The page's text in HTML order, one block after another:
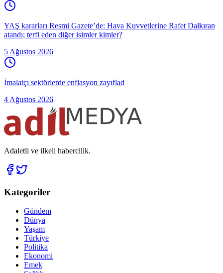
YAŞ kararları Resmi Gazete’de: Hava Kuvvetlerine Rafet Dalkıran
atandı; terfi eden diğer isimler kimler?
5 Ağustos 2026
İmalatçı sektörlerde enflasyon zayıflad
4 Ağustos 2026
Adaletli ve ilkeli habercilik.
Kategoriler
Gündem
Dünya
Yaşam
Türkiye
Politika
Ekonomi
Emek